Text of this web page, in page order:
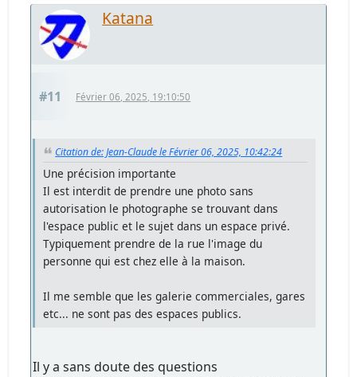
Katana
#11 Février 06, 2025, 19:10:50
Citation de: Jean-Claude le Février 06, 2025, 10:42:24
Une précision importante
Il est interdit de prendre une photo sans
autorisation le photographe se trouvant dans
l'espace public et le sujet dans un espace privé.
Typiquement prendre de la rue l'image du
personne qui est chez elle à la maison.
Il me semble que les galerie commerciales, gares
etc... ne sont pas des espaces publics.
Il y a sans doute des questions